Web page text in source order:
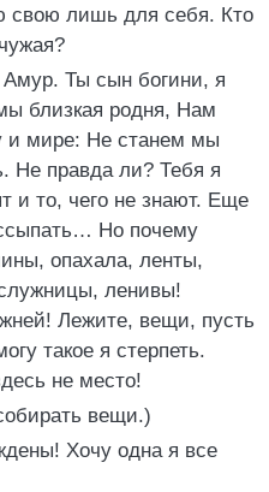
свою лишь для себя. Кто
Амур. Ты сын богини, я
близкая родня, Нам
и мире: Не станем мы
Не правда ли? Тебя я
и то, чего не знают. Еще
Но почему
опахала, ленты,
ленивы!
Лежите, вещи, пусть
такое я стерпеть.
не место!
вещи.)
Хочу одна я все